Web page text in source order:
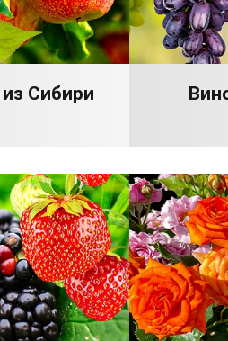
Сибири